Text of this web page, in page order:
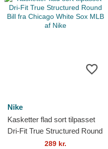
Nike
Kasketter flad sort tilpasset
Dri-Fit True Structured Round
Bill fra Chicago White Sox
289 kr.